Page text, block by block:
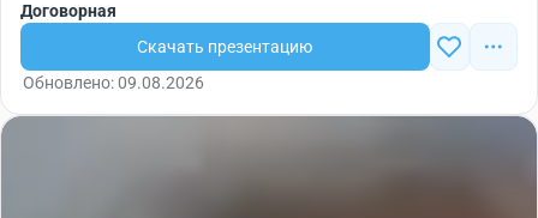
Договорная
Скачать презентацию
Обновлено: 09.08.2026